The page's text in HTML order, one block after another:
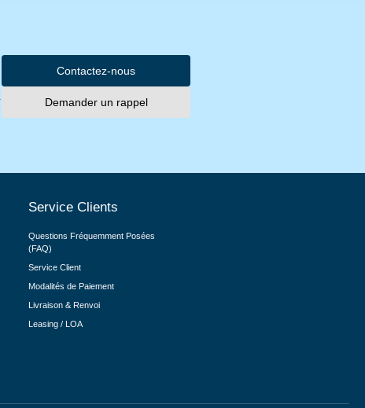
Contactez-nous
Demander un rappel
Service Clients
Questions Fréquemment Posées
(FAQ)
Service Client
Modalités de Paiement
Livraison & Renvoi
Leasing / LOA